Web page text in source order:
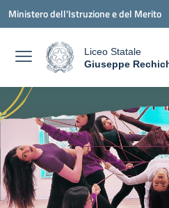
Vai ai contenuti
Vai al menu di navigazione
Vai al footer
Ministero dell'Istruzione e del Merito
Liceo Statale
Giuseppe